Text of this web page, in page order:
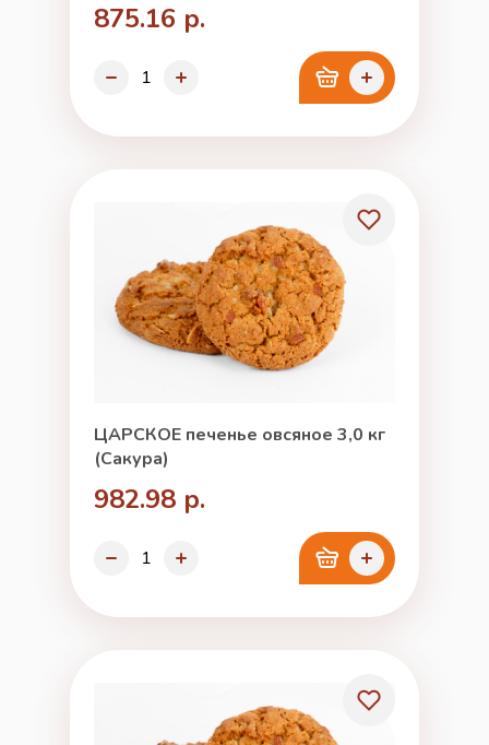
875.16 р.
ЦАРСКОЕ печенье овсяное 3,0 кг
(Сакура)
982.98 р.